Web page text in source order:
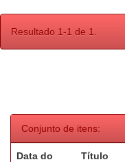
Resultado 1-1 de 1.
Conjunto de itens:
Data do
Título